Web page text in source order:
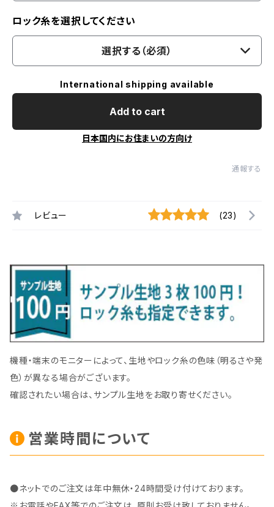
ロック糸を選択してください
選択する（必須）
International shipping available
Add to cart
日本国内にお住まいの方向け
通報する
レビュー (23)
機種・端末のモニターによって、生地やロック糸の色味（明るさや発
色）が異なる場合がございます。
確認されたい場合は、サンプル生地をお取り寄せください。
営業時間について
●ネットでのご注文は年中無休・24時間受け付けております。